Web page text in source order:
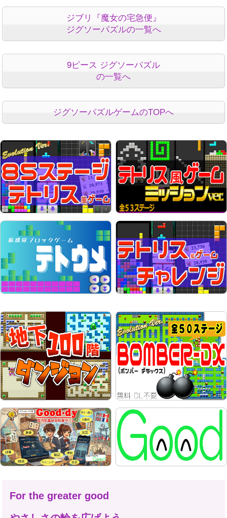
ジブリ『魔女の宅急便』
ジグソーパズルの一覧へ
9ピース ジグソーパズル
の一覧へ
ジグソーパズルゲームのTOPへ
For the greater good